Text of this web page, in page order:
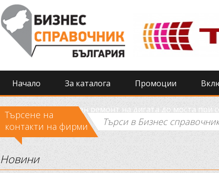
Начало За каталога Промоции
Извършиха спешен ремонт на дигата до моста при
Търсене на
контакти на фирми
Новини